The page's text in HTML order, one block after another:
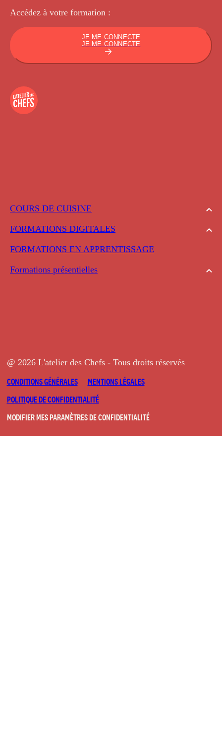
COURS DE CUISINE
FORMATIONS DIGITALES
FORMATIONS EN APPRENTISSAGE
Formations présentielles
Accédez à votre formation :
JE ME CONNECTE
JE ME CONNECTE
@ 2026 L'atelier des Chefs - Tous droits réservés
CONDITIONS GÉNÉRALES
MENTIONS LÉGALES
POLITIQUE DE CONFIDENTIALITÉ
MODIFIER MES PARAMÈTRES DE CONFIDENTIALITÉ